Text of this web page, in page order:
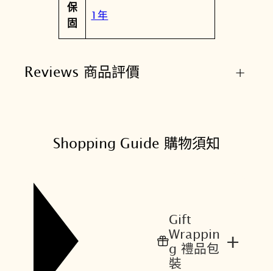
保
固
1年
Reviews 商品評價 +
Shopping Guide 購物須知
Gift
Wrappin
g 禮品包
裝
+